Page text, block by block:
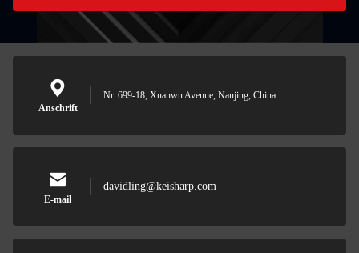
Anschrift
Nr. 699-18, Xuanwu Avenue, Nanjing, China
E-mail
davidling@keisharp.com